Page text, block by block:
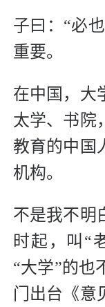
子曰：“必
重要。
在中国，大
太学、书院
教育的中国
机构。
不是我不明
时起，叫“
“大学”的也
门出台《意